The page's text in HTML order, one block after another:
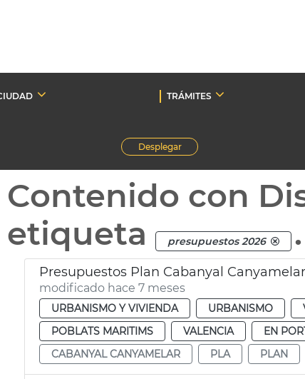
TRÁMITES
Desplegar
Contenido con
etiqueta
presupuestos 2026 .
Presupuestos Plan Cabanyal
modificado hace 7 meses
URBANISMO Y VIVIENDA URBANISMO
POBLATS MARITIMS
VALENCIA EN
CABANYAL CANYAMELAR
PLA PLAN